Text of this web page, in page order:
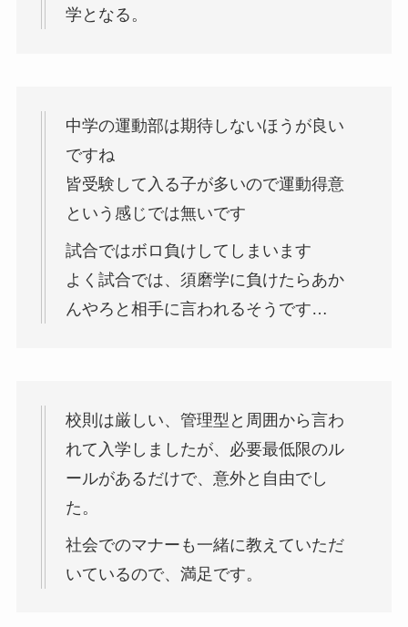
学となる。
中学の運動部は期待しないほうが良い
ですね
皆受験して入る子が多いので運動得意
という感じでは無いです
試合ではボロ負けしてしまいます
よく試合では、須磨学に負けたらあか
んやろと相手に言われるそうです…
校則は厳しい、管理型と周囲から言わ
れて入学しましたが、必要最低限のル
ールがあるだけで、意外と自由でし
た。
社会でのマナーも一緒に教えていただ
いているので、満足です。